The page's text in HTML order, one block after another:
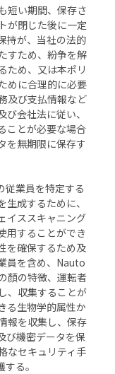
短い期間、保存さ
が閉じた後に一定
持が、当社の法的
すため、紛争を解
ため、又は本ポリ
めに合理的に必要
及び支払情報など
会社法に従い、
ことが必要な場合
を無期限に保存す
業員を特定する
成するために、
イススキャニング
用することができ
を確保するため及
員を含め、Nauto
顏の特徴、運転者
、収集することが
る生物学的属性か
報を収集し、保存
び機密データを保
なセキュリティ手
る。